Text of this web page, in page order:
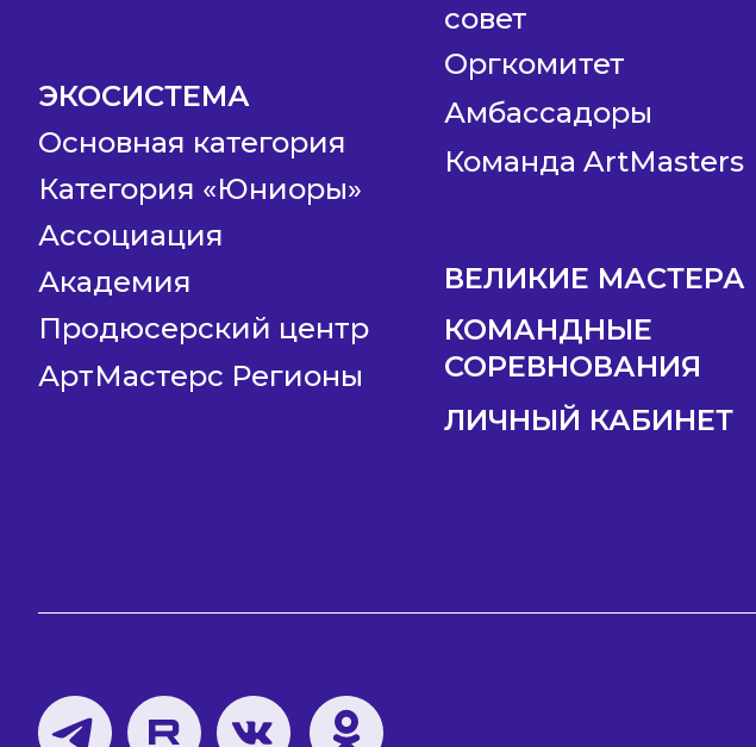
КОМАНДНЫЕ
СОРЕВНОВАНИЯ
ВЕЛИКИЕ МАСТЕРА
совет
Амбассадоры
Команда ArtMasters
ЛИЧНЫЙ КАБИНЕТ
ЭКОСИСТЕМА
Ассоциация
Академия
Продюсерский центр
АртМастерс Регионы
Основная категория
Категория «Юниоры»
Оргкомитет